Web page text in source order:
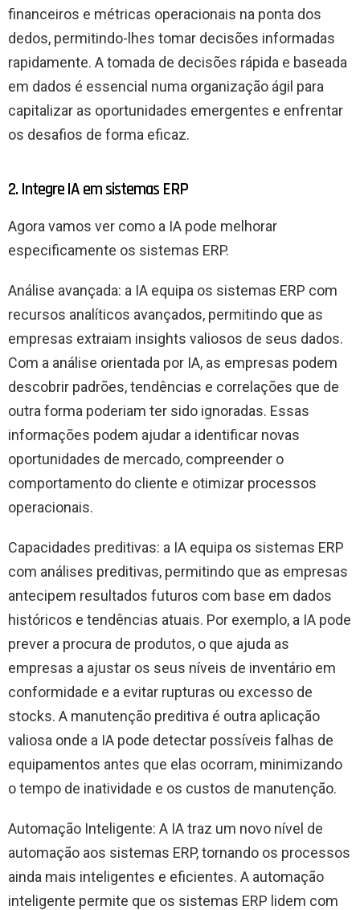
financeiros e métricas operacionais na ponta dos
dedos, permitindo-lhes tomar decisões informadas
rapidamente. A tomada de decisões rápida e baseada
em dados é essencial numa organização ágil para
capitalizar as oportunidades emergentes e enfrentar
os desafios de forma eficaz.
2. Integre IA em sistemas ERP
Agora vamos ver como a IA pode melhorar
especificamente os sistemas ERP.
Análise avançada: a IA equipa os sistemas ERP com
recursos analíticos avançados, permitindo que as
empresas extraiam insights valiosos de seus dados.
Com a análise orientada por IA, as empresas podem
descobrir padrões, tendências e correlações que de
outra forma poderiam ter sido ignoradas. Essas
informações podem ajudar a identificar novas
oportunidades de mercado, compreender o
comportamento do cliente e otimizar processos
operacionais.
Capacidades preditivas: a IA equipa os sistemas ERP
com análises preditivas, permitindo que as empresas
antecipem resultados futuros com base em dados
históricos e tendências atuais. Por exemplo, a IA pode
prever a procura de produtos, o que ajuda as
empresas a ajustar os seus níveis de inventário em
conformidade e a evitar rupturas ou excesso de
stocks. A manutenção preditiva é outra aplicação
valiosa onde a IA pode detectar possíveis falhas de
equipamentos antes que elas ocorram, minimizando
o tempo de inatividade e os custos de manutenção.
Automação Inteligente: A IA traz um novo nível de
automação aos sistemas ERP, tornando os processos
ainda mais inteligentes e eficientes. A automação
inteligente permite que os sistemas ERP lidem com